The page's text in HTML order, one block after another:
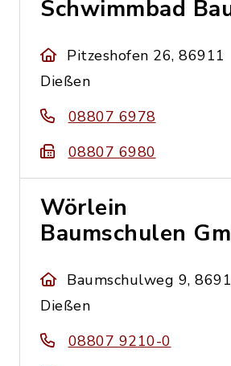
Schwimmbad
Pitzeshofen 26, 86911
Dießen
08807 6978
08807 6980
Wörlein
Baumschulen
Baumschulweg 9,
Dießen
08807 9210-0